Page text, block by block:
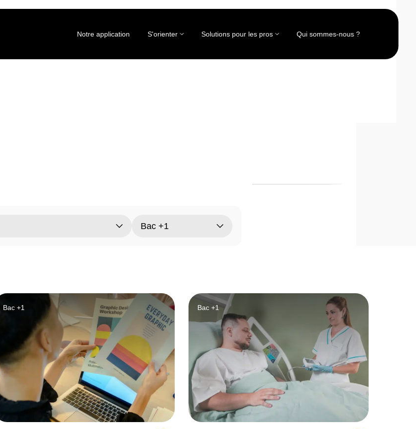
Notre application S'orienter Solutions pour les pros Qui sommes-nous ?
Bac +1 Bac +1